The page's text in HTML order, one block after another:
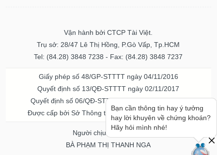
Vận hành bởi CTCP Tài Việt.
Trụ sở: 28/47 Lê Thị Hồng, P.Gò Vấp, Tp.HCM
Tel: (84.28) 3848 7238 - Fax: (84.28) 3848 7237
Giấy phép số 48/GP-STTTT ngày 04/11/2016
Quyết định số 13/QĐ-STTTT ngày 02/11/2017
Quyết định số 06/QĐ-STTTT-ICP ngày 20/07/2023
Được cấp bởi Sở Thông tin và Truyền thông TPHCM
Người chịu trách nhiệm
BÀ PHẠM THỊ THANH NGA
Bạn cần thông tin hay ý tưởng
hay lời khuyên về chứng khoán?
Hãy hỏi mình nhé!